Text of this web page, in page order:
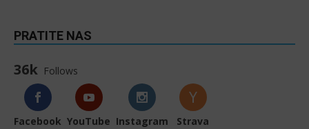
PRATITE NAS
36k Follows
Facebook YouTube Instagram
Strava